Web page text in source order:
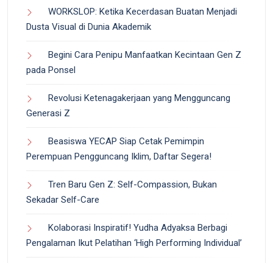
WORKSLOP: Ketika Kecerdasan Buatan Menjadi
Dusta Visual di Dunia Akademik
Begini Cara Penipu Manfaatkan Kecintaan Gen Z
pada Ponsel
Revolusi Ketenagakerjaan yang Mengguncang
Generasi Z
Beasiswa YECAP Siap Cetak Pemimpin
Perempuan Pengguncang Iklim, Daftar Segera!
Tren Baru Gen Z: Self-Compassion, Bukan
Sekadar Self-Care
Kolaborasi Inspiratif! Yudha Adyaksa Berbagi
Pengalaman Ikut Pelatihan ‘High Performing Individual’